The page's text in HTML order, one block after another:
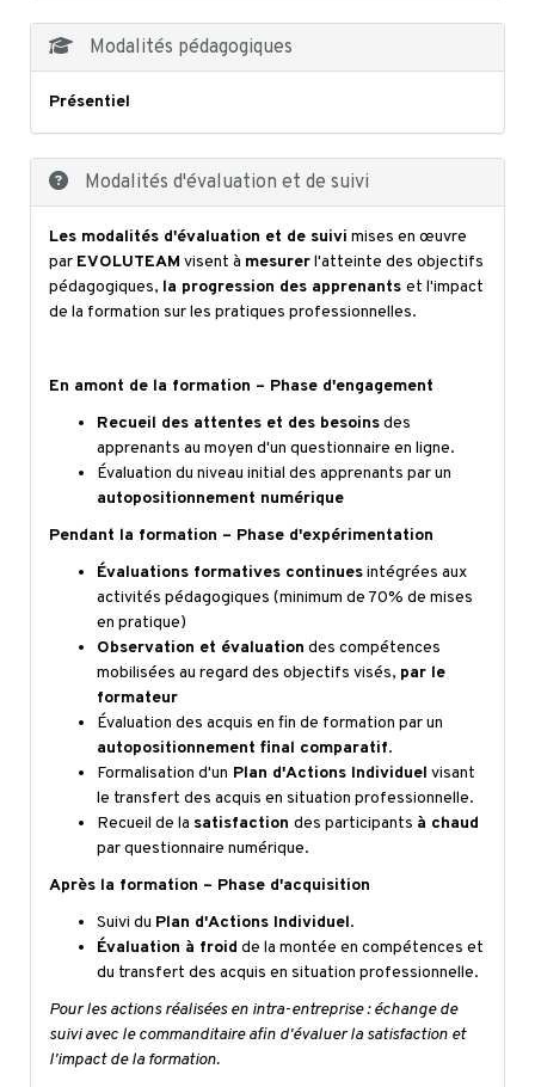
Modalités pédagogiques
Présentiel
Modalités d'évaluation et de suivi
Les modalités d'évaluation et de suivi mises en œuvre
par EVOLUTEAM visent à mesurerl'atteinte des objectifs
pédagogiques, la progression des apprenants et l'impact
de la formation sur les pratiques professionnelles.
En amont de la formation – Phase d'engagement
Recueil des attentes et des besoinsdes
apprenants au moyen d'un questionnaire en ligne.
Évaluation du niveau initial des apprenants par un
autopositionnement numérique
Pendant la formation – Phase d'expérimentation
Évaluations formatives continuesintégrées aux
activités pédagogiques (minimum de 70% de mises
en pratique)
Observation et évaluation des compétences
mobilisées au regard des objectifs visés, par le
formateur
Évaluation des acquis en fin de formation par un
autopositionnement final comparatif.
Formalisation d'un Plan d'Actions Individuel visant
le transfert des acquis en situation professionnelle.
Recueil de la satisfaction des participants à chaud
par questionnaire numérique.
Après la formation – Phase d'acquisition
Suivi du Plan d'Actions Individuel.
Évaluation à froid de la montée en compétences et
du transfert des acquis en situation professionnelle.
Pour les actions réalisées en intra-entreprise : échange de
suivi avec le commanditaire afin d'évaluer la satisfaction et
l'impact de la formation.